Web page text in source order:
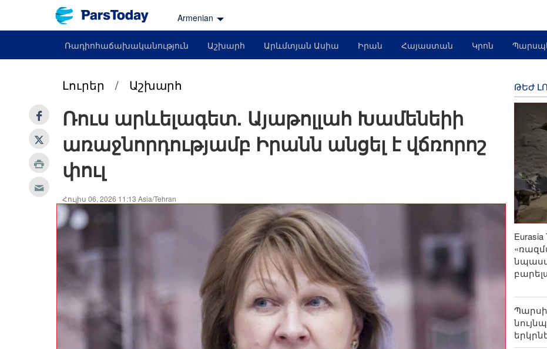
Armenian
Ռադիոհաճախականություն Աշխարհ Արևմտյան Ասիա Իրան Հայաստան Կրոն
Լուրեր / Աշխարհ
Ռուս արևելագետ. Այաթոլլահ Խամենեիի
առաջնորդությամբ Իրանն անցել է վճռորոշ
փուլ
Հուլիս 06, 2026 11:13 Asia/Tehran
ԹԵԺ